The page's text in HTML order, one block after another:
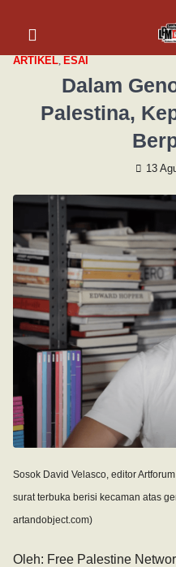
ARTIKEL, ESAI
Dalam
Palestina,
13
Sosok David Velasco, editor
surat terbuka berisi kecaman atas
artandobject.com)
Oleh: Free Palestine